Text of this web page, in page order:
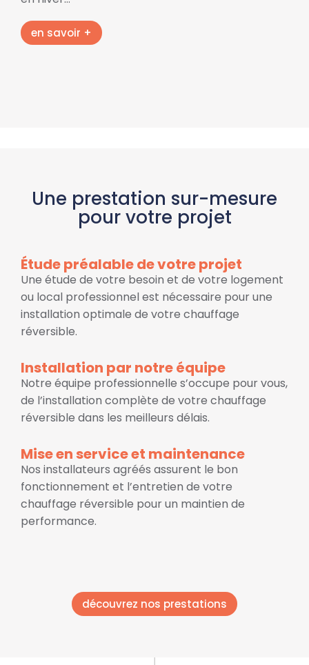
en savoir +
Une prestation sur-mesure
pour votre projet
Étude préalable de votre projet
Une étude de votre besoin et de votre logement
ou local professionnel est nécessaire pour une
installation optimale de votre chauffage
réversible.
Installation par notre équipe
Notre équipe professionnelle s’occupe pour vous,
de l’installation complète de votre chauffage
réversible dans les meilleurs délais.
Mise en service et maintenance
Nos installateurs agréés assurent le bon
fonctionnement et l’entretien de votre
chauffage réversible pour un maintien de
performance.
découvrez nos prestations